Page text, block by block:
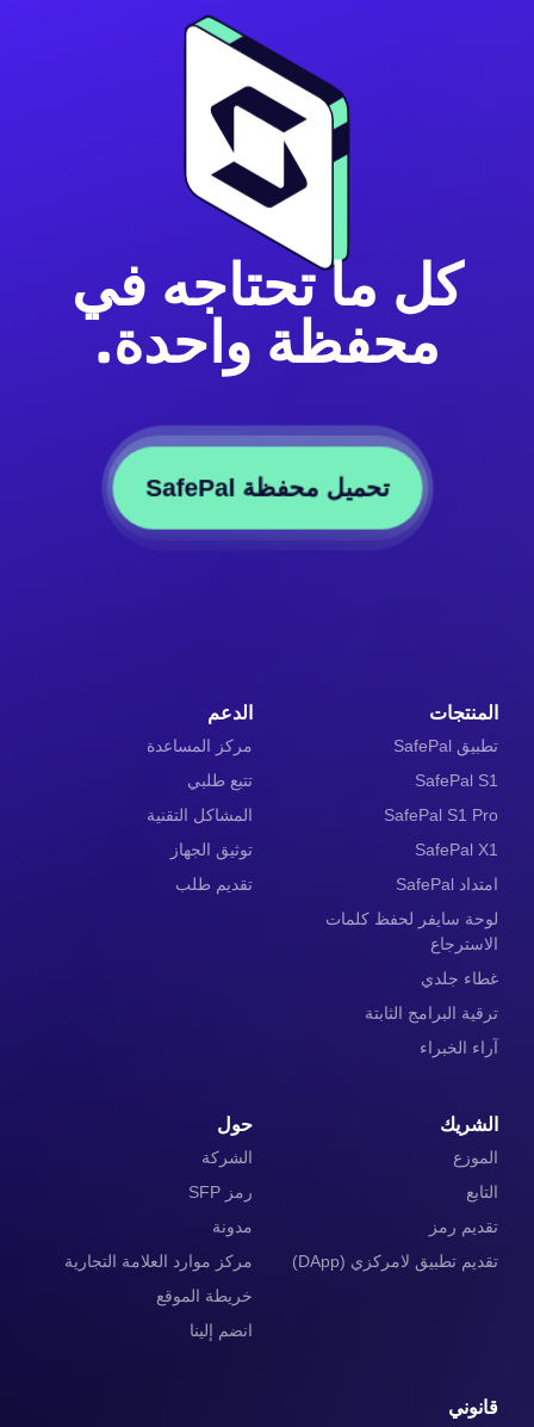
كل ما تحتاجه في
محفظة واحدة.
تحميل محفظة SafePal
المنتجات
تطبيق SafePal
SafePal S1
SafePal S1 Pro
SafePal X1
امتداد SafePal
لوحة سايفر لحفظ كلمات
الاسترجاع
غطاء جلدي
ترقية البرامج الثابتة
آراء الخبراء
الدعم
مركز المساعدة
تتبع طلبي
المشاكل التقنية
توثيق الجهاز
تقديم طلب
الشريك
الموزع
التابع
تقديم رمز
تقديم تطبيق لامركزي (DApp)
حول
الشركة
رمز SFP
مدونة
مركز موارد العلامة التجارية
خريطة الموقع
انضم إلينا
قانوني